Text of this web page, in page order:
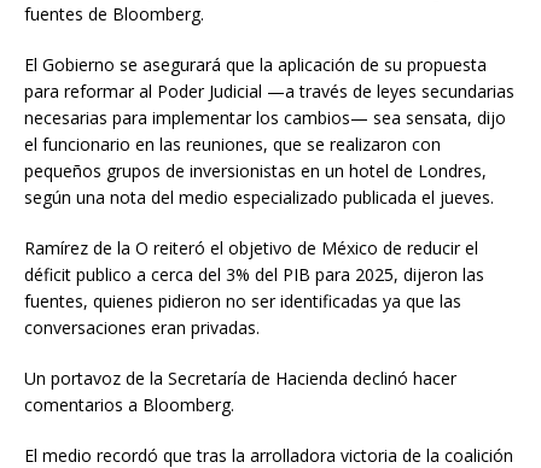
fuentes de Bloomberg.
El Gobierno se asegurará que la aplicación de su propuesta
para reformar al Poder Judicial —a través de leyes secundarias
necesarias para implementar los cambios— sea sensata, dijo
el funcionario en las reuniones, que se realizaron con
pequeños grupos de inversionistas en un hotel de Londres,
según una nota del medio especializado publicada el jueves.
Ramírez de la O reiteró el objetivo de México de reducir el
déficit publico a cerca del 3% del PIB para 2025, dijeron las
fuentes, quienes pidieron no ser identificadas ya que las
conversaciones eran privadas.
Un portavoz de la Secretaría de Hacienda declinó hacer
comentarios a Bloomberg.
El medio recordó que tras la arrolladora victoria de la coalición